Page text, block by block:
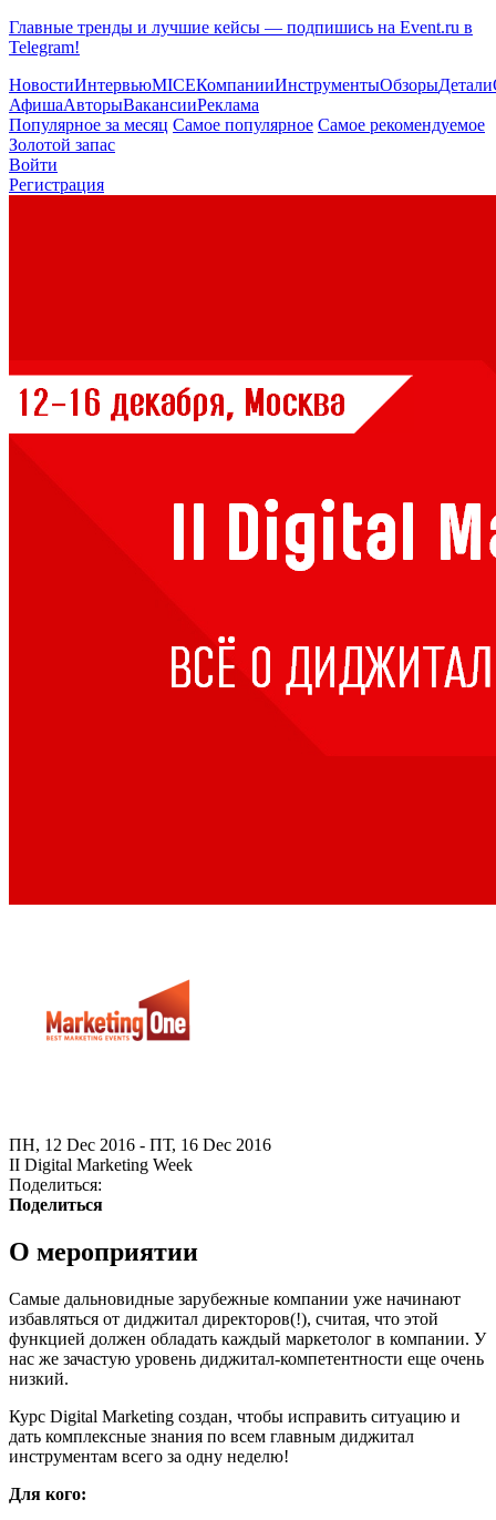
Главные тренды и лучшие кейсы — подпишись на Event.ru в
Telegram!
НовостиИнтервьюMICEКомпанииИнструментыОбзорыДетали
АфишаАвторыВакансииРеклама
Популярное за месяц Самое популярное Самое рекомендуемое
Золотой запас
Войти
Регистрация
ПН, 12 Dec 2016 - ПТ, 16 Dec 2016
II Digital Marketing Week
Поделиться:
Поделиться
О мероприятии
Самые дальновидные зарубежные компании уже начинают
избавляться от диджитал директоров(!), считая, что этой
функцией должен обладать каждый маркетолог в компании. У
нас же зачастую уровень диджитал-компетентности еще очень
низкий.
Курс Digital Marketing создан, чтобы исправить ситуацию и
дать комплексные знания по всем главным диджитал
инструментам всего за одну неделю!
Для кого: